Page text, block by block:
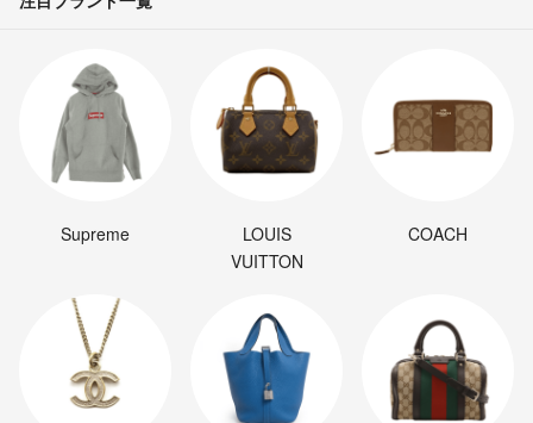
Supreme
LOUIS
VUITTON
COACH